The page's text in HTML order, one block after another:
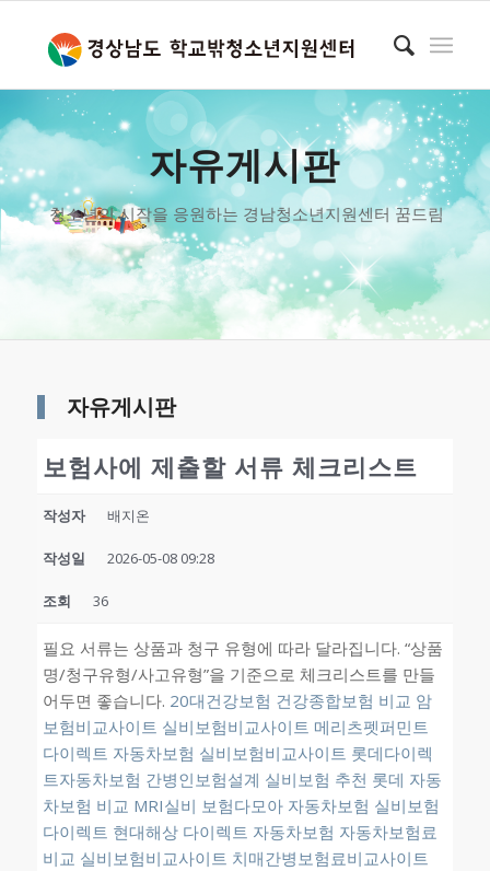
자유게시판
청소년의 시작을 응원하는 경남청소년지원센터 꿈드림
자유게시판
보험사에 제출할 서류 체크리스트
작성자 배지온
작성일 2026-05-08 09:28
조회 36
필요 서류는 상품과 청구 유형에 따라 달라집니다. “상품
명/청구유형/사고유형”을 기준으로 체크리스트를 만들
어두면 좋습니다. 20대건강보험 건강종합보험 비교 암
보험비교사이트 실비보험비교사이트 메리츠펫퍼민트
다이렉트 자동차보험 실비보험비교사이트 롯데다이렉
트자동차보험 간병인보험설계 실비보험 추천 롯데 자동
차보험 비교 MRI실비 보험다모아 자동차보험 실비보험
다이렉트 현대해상 다이렉트 자동차보험 자동차보험료
비교 실비보험비교사이트 치매간병보험료비교사이트